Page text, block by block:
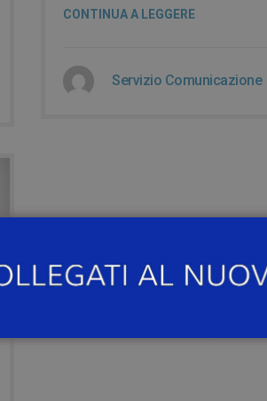
CONTINUA A LEGGERE
Servizio Comunicazione